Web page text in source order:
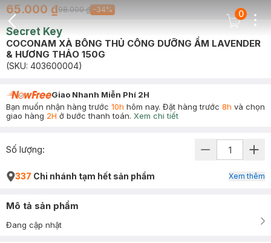
Back Icon
Cart Icon
0
65.000 ₫98.000 ₫ -34%
Secret Key
COCONAM XÀ BÔNG THỦ CÔNG DƯỠNG ẨM LAVENDER
& HƯƠNG THẢO 150G
(SKU: 403600004)
Giao Nhanh Miễn Phí 2H
Bạn muốn nhận hàng trước 10h hôm nay. Đặt hàng trước 8h và chọn
giao hàng 2H ở bước thanh toán. Xem chi tiết
Số lượng:
337 Chi nhánh tạm hết sản phẩm Xem thêm
Mô tả sản phẩm
Đang cập nhật